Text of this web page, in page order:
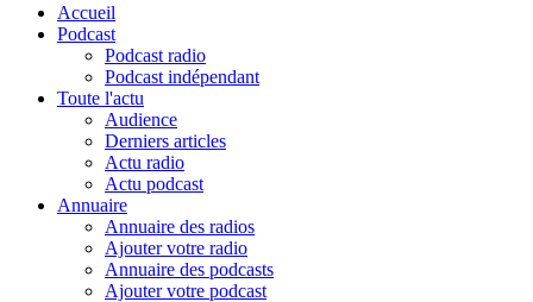
Accueil
Podcast
Podcast radio
Podcast indépendant
Toute l'actu
Audience
Derniers articles
Actu radio
Actu podcast
Annuaire
Annuaire des radios
Ajouter votre radio
Annuaire des podcasts
Ajouter votre podcast